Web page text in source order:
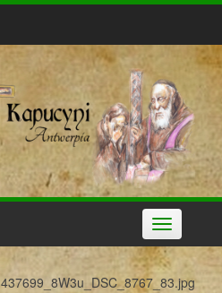
Toggle
navigation
437699_8W3u_DSC_8767_83.jpg